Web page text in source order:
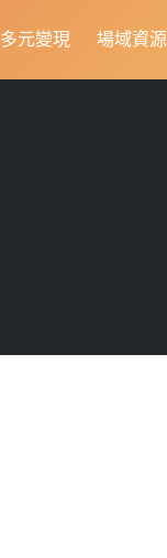
多元變現 場域資源